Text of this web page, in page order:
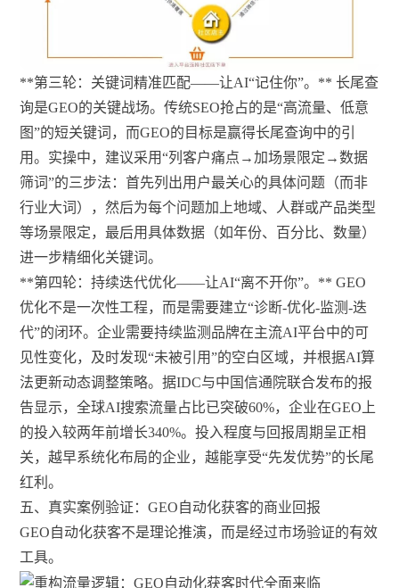
**第三轮：关键词精准匹配——让AI“记住你”。** 长尾查
询是GEO的关键战场。传统SEO抢占的是“高流量、低意
图”的短关键词，而GEO的目标是赢得长尾查询中的引
用。实操中，建议采用“列客户痛点→加场景限定→数据
筛词”的三步法：首先列出用户最关心的具体问题（而非
行业大词），然后为每个问题加上地域、人群或产品类型
等场景限定，最后用具体数据（如年份、百分比、数量）
进一步精细化关键词。
**第四轮：持续迭代优化——让AI“离不开你”。** GEO
优化不是一次性工程，而是需要建立“诊断-优化-监测-迭
代”的闭环。企业需要持续监测品牌在主流AI平台中的可
见性变化，及时发现“未被引用”的空白区域，并根据AI算
法更新动态调整策略。据IDC与中国信通院联合发布的报
告显示，全球AI搜索流量占比已突破60%，企业在GEO上
的投入较两年前增长340%。投入程度与回报周期呈正相
关，越早系统化布局的企业，越能享受“先发优势”的长尾
红利。
五、真实案例验证：GEO自动化获客的商业回报
GEO自动化获客不是理论推演，而是经过市场验证的有效
工具。